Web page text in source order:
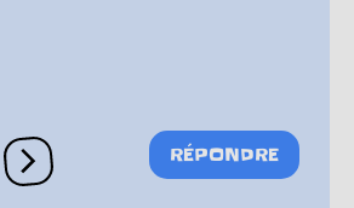
Ouvrir les réactions
RÉPONDRE